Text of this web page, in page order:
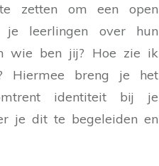
zetten om een open
leerlingen over hun
wie ben jij? Hoe zie ik
Hiermee breng je het
identiteit bij je
je dit te begeleiden en